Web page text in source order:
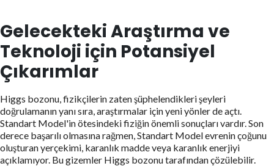
Gelecekteki Araştırma ve
Teknoloji için Potansiyel
Çıkarımlar
Higgs bozonu, fizikçilerin zaten şüphelendikleri şeyleri
doğrulamanın yanı sıra, araştırmalar için yeni yönler de açtı.
Standart Model'in ötesindeki fiziğin önemli sonuçları vardır. Son
derece başarılı olmasına rağmen, Standart Model evrenin çoğunu
oluşturan yerçekimi, karanlık madde veya karanlık enerjiyi
açıklamıyor. Bu gizemler Higgs bozonu tarafından çözülebilir.